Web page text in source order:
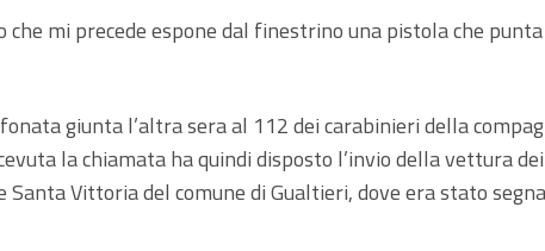
che mi precede espone dal finestrino una pistola che
giunta l’altra sera al 112 dei carabinieri della
la chiamata ha quindi disposto l’invio della vettura dei
Vittoria del comune di Gualtieri, dove era stato